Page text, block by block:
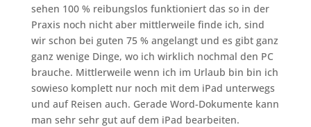
sehen 100 % reibungslos funktioniert das so in der
Praxis noch nicht aber mittlerweile finde ich, sind
wir schon bei guten 75 % angelangt und es gibt ganz
ganz wenige Dinge, wo ich wirklich nochmal den PC
brauche. Mittlerweile wenn ich im Urlaub bin bin ich
sowieso komplett nur noch mit dem iPad unterwegs
und auf Reisen auch. Gerade Word-Dokumente kann
man sehr sehr gut auf dem iPad bearbeiten.